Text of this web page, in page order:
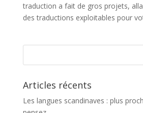
traduction a fait de gros projets,
des traductions exploitables pour
Articles récents
Les langues scandinaves : plus